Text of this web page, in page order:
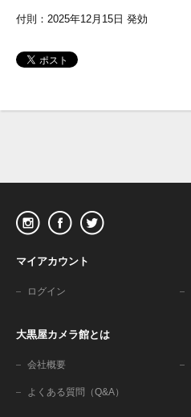
付則：2025年12月15日 発効
マイアカウント
ログイン
大黒屋カメラ館とは
会社概要
よくある質問（Q&A）